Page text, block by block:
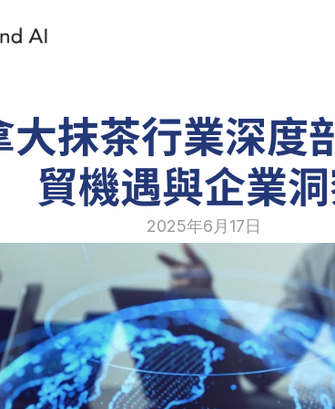
大抹茶行業深度
貿機遇與企業
2025年6月17日